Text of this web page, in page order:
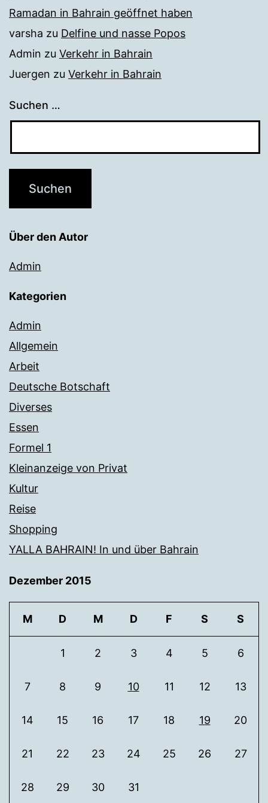
Ramadan in Bahrain geöffnet haben
varsha zu Delfine und nasse Popos
Admin zu Verkehr in Bahrain
Juergen zu Verkehr in Bahrain
Suchen …
Über den Autor
Admin
Kategorien
Admin
Allgemein
Arbeit
Deutsche Botschaft
Diverses
Essen
Formel 1
Kleinanzeige von Privat
Kultur
Reise
Shopping
YALLA BAHRAIN! In und über Bahrain
Dezember 2015
M D M D F S S
1 2 3 4 5 6
7 8 9 10 11 12 13
14 15 16 17 18 19 20
21 22 23 24 25 26 27
28 29 30 31